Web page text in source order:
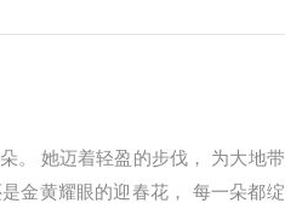
。 她迈着轻盈的步伐， 为大地
金黄耀眼的迎春花， 每一朵都